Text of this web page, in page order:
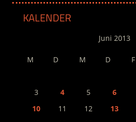
KALENDER
Juni 2013
M D M D F
3
4 5 6
10
11 12 13